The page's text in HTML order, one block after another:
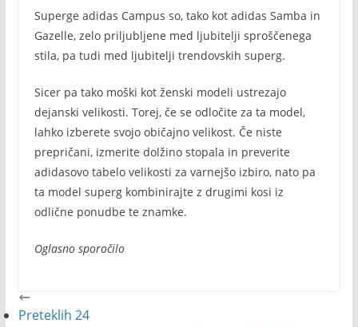
Superge adidas Campus so, tako kot adidas Samba in
Gazelle, zelo priljubljene med ljubitelji sproščenega
stila, pa tudi med ljubitelji trendovskih superg.
Sicer pa tako moški kot ženski modeli ustrezajo
dejanski velikosti. Torej, če se odločite za ta model,
lahko izberete svojo običajno velikost. Če niste
prepričani, izmerite dolžino stopala in preverite
adidasovo tabelo velikosti za varnejšo izbiro, nato pa
ta model superg kombinirajte z drugimi kosi iz
odlične ponudbe te znamke.
Oglasno sporočilo
Preteklih 24